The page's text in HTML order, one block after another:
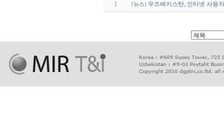
1
[뉴스] 우즈베키스탄, 인터넷 사용
장
마
사
출